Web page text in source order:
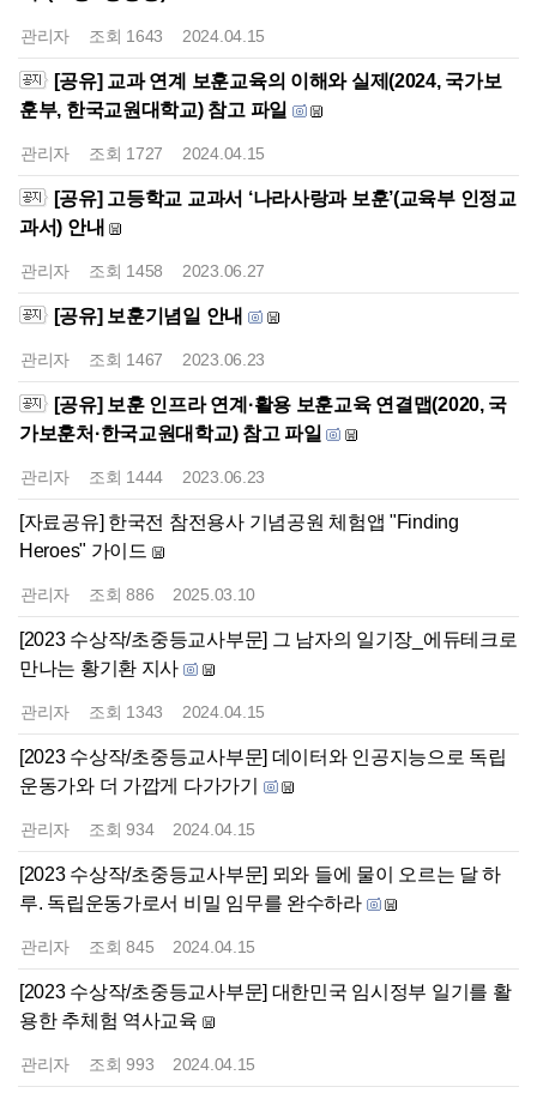
관리자 조회 1643 2024.04.15
[공유] 교과 연계 보훈교육의 이해와 실제(2024, 국가보
훈부, 한국교원대학교) 참고 파일
관리자 조회 1727 2024.04.15
[공유] 고등학교 교과서 ‘나라사랑과 보훈’(교육부 인정교
과서) 안내
관리자 조회 1458 2023.06.27
[공유] 보훈기념일 안내
관리자 조회 1467 2023.06.23
[공유] 보훈 인프라 연계·활용 보훈교육 연결맵(2020, 국
가보훈처·한국교원대학교) 참고 파일
관리자 조회 1444 2023.06.23
[자료공유] 한국전 참전용사 기념공원 체험앱 "Finding
Heroes" 가이드
관리자 조회886 2025.03.10
[2023 수상작/초중등교사부문] 그 남자의 일기장_에듀테크로
만나는 황기환 지사
관리자 조회 1343 2024.04.15
[2023 수상작/초중등교사부문] 데이터와 인공지능으로 독립
운동가와 더 가깝게 다가가기
관리자 조회934 2024.04.15
[2023 수상작/초중등교사부문] 뫼와 들에 물이 오르는 달 하
루. 독립운동가로서 비밀 임무를 완수하라
관리자 조회845 2024.04.15
[2023 수상작/초중등교사부문] 대한민국 임시정부 일기를 활
용한 추체험 역사교육
관리자 조회993 2024.04.15